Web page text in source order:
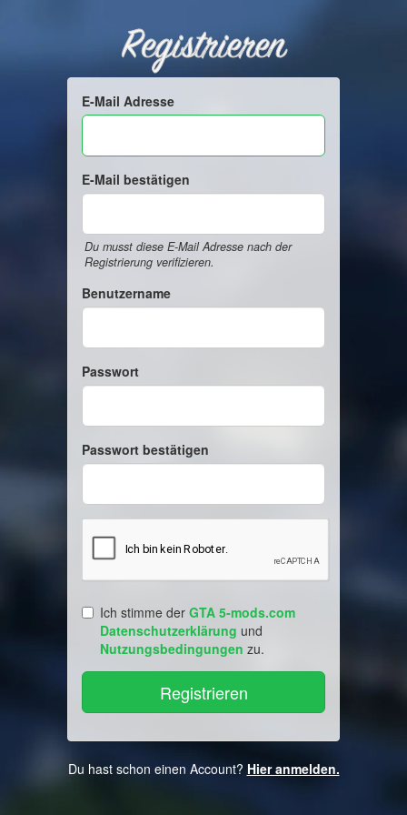
Registrieren
E-Mail Adresse
E-Mail bestätigen
Du musst diese E-Mail Adresse nach der
Registrierung verifizieren.
Benutzername
Passwort
Passwort bestätigen
Ich stimme der GTA 5-mods.com
Datenschutzerklärung und
Nutzungsbedingungen zu.
Du hast schon einen Account? Hier anmelden.